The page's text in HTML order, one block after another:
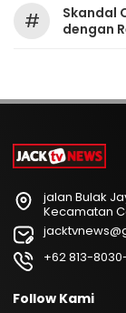
#
Skandal
dengan
jalan Bulak
Kecamatan
+62 813-
Follow Kami